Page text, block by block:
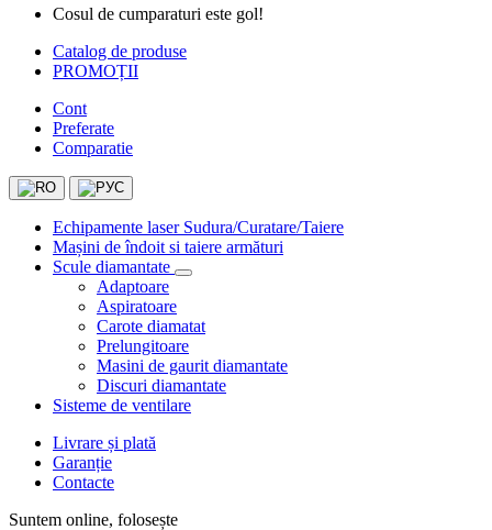
Cosul de cumparaturi este gol!
Catalog de produse
PROMOȚII
Cont
Preferate
Comparatie
Echipamente laser Sudura/Curatare/Taiere
Mașini de îndoit si taiere armături
Scule diamantate
Adaptoare
Aspiratoare
Carote diamatat
Prelungitoare
Masini de gaurit diamantate
Discuri diamantate
Sisteme de ventilare
Livrare și plată
Garanție
Contacte
Suntem online, folosește